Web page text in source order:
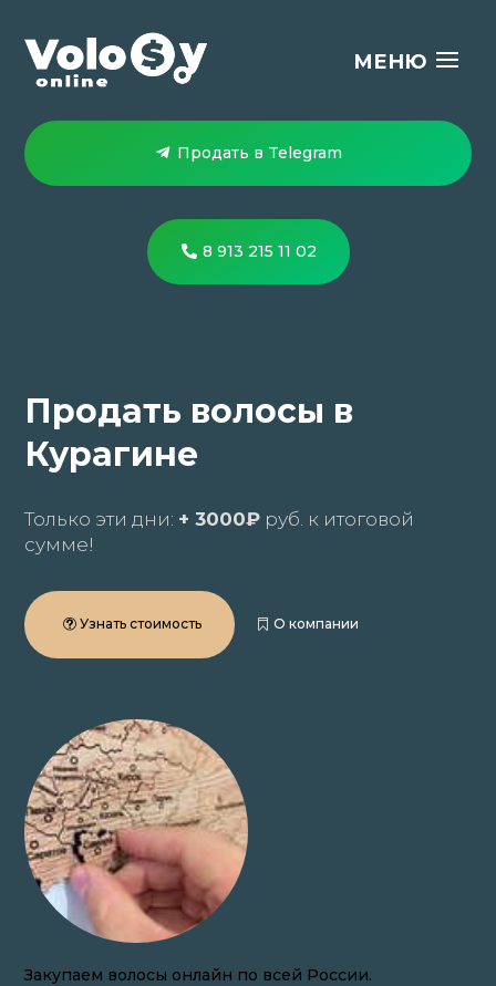
Продать в Telegram
8 913 215 11 02
Продать волосы в
Курагине
Только эти дни: + 3000₽ руб. к итоговой
сумме!
Узнать стоимость О компании
волосы онлайн по всей России.